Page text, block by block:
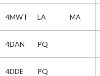
4MWT LA MA
4DAN PQ
4DDE PQ